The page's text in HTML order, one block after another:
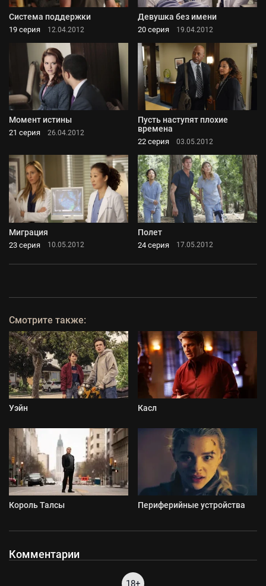
Система поддержки
19 серия 12.04.2012
Девушка без имени
20 серия 19.04.2012
Момент истины
21 серия 26.04.2012
Пусть наступят плохие
времена
22 серия 03.05.2012
Миграция
23 серия 10.05.2012
Полет
24 серия 17.05.2012
Смотрите также:
Уэйн Касл
Король Талсы Периферийные устройства
Комментарии
18+